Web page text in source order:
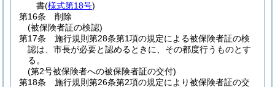
書(様式第18号)
第16条
削除
(被保険者証の検認)
第17条
施行規則第28条第1項の規定による被保険者証の検
認は、市長が必要と認めるときに、その都度行うものとす
る。
(第2号被保険者への被保険者証の交付)
第18条
施行規則第26条第2項の規定により被保険者証の交